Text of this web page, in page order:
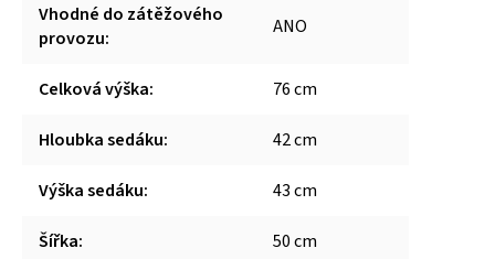
Vhodné do zátěžového
provozu: ANO
Celková výška: 76 cm
Hloubka sedáku: 42 cm
Výška sedáku: 43 cm
Šířka: 50 cm